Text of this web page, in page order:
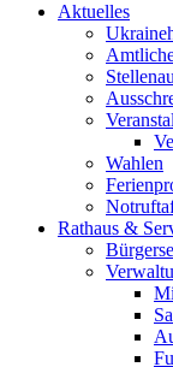
Aktuelles
Wahlen
Rathaus &